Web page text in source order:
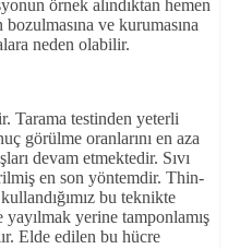
örnek alındıktan hemen
ve kurumasına
neden olabilir.
Tarama testinden yeterli
görülme oranlarını en aza
devam etmektedir. Sıvı
en son yöntemdir. Thin-
bu teknikte
yerine tamponlamış
Elde edilen bu hücre